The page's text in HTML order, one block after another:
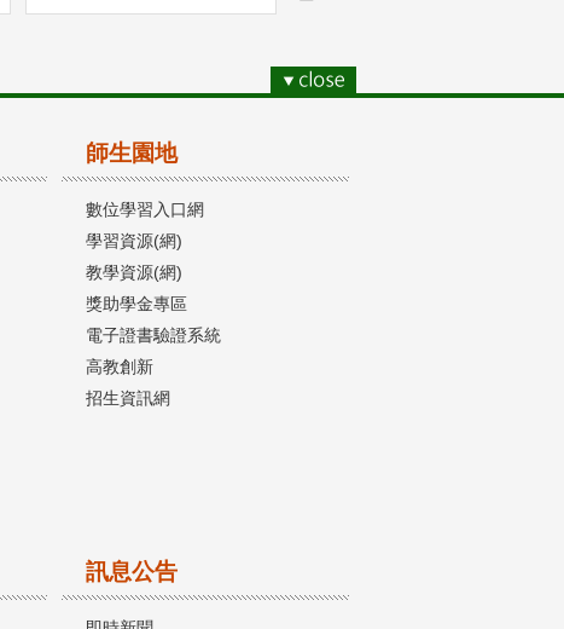
師生園地
數位學習入口網
學習資源(網)
教學資源(網)
獎助學金專區
電子證書驗證系統
高教創新
招生資訊網
訊息公告